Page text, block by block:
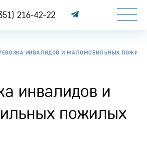
216-42-22
ИНВАЛИДОВ И МАЛОМОБИЛЬНЫХ
инвалидов и
пожилых